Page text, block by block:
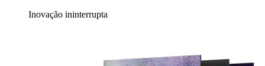
Inovação ininterrupta